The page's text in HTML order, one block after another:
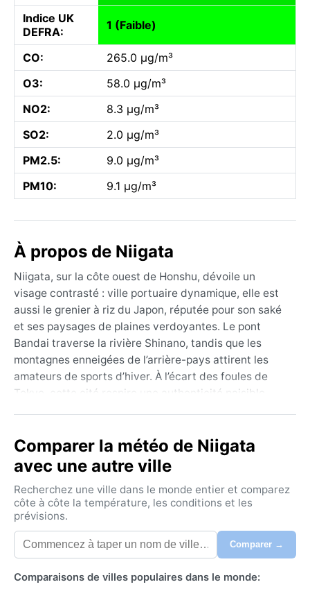
Indice UK
DEFRA:
1 (Faible)
CO:
265.0 µg/m³
O3:
58.0 µg/m³
NO2:
8.3 µg/m³
SO2:
2.0 µg/m³
PM2.5:
9.0 µg/m³
PM10:
9.1 µg/m³
À propos de Niigata
Niigata, sur la côte ouest de Honshu, dévoile un
visage contrasté : ville portuaire dynamique, elle est
aussi le grenier à riz du Japon, réputée pour son saké
et ses paysages de plaines verdoyantes. Le pont
Bandai traverse la rivière Shinano, tandis que les
montagnes enneigées de l’arrière-pays attirent les
amateurs de sports d’hiver. À l’écart des foules de
Tokyo, cette cité respire une authenticité paisible,
Classée en climat subtropical humide (Cfa), Niigata
connaît des étés chauds et très humides, avec des
températures dépassant souvent 30°C et des pluies
fréquentes. L’hiver, en revanche, surprend par ses
chutes de neige massives – parfois plusieurs mètres –
apportées par les vents sibériens qui chargent
d’humidité en traversant la mer. Les automnes sont
venteux. Pour les bagages, il faut prévoir des
Comparer la météo de Niigata
avec une autre ville
Recherchez une ville dans le monde entier et comparez
côte à côte la température, les conditions et les
prévisions.
Comparer →
Comparaisons de villes populaires dans le monde: